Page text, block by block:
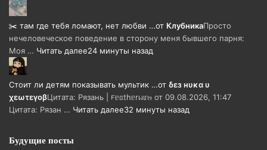
✂️ там где тебя ломают, нет любви …от КлубникаПросто
нечеловеческое поведение в сторону меня бывшего парня:
Моя … Читать далее24 минуты назад
Стоит ли детям показывать мультик …от δεз нυκα υ
χεωτεγοβЦитата: Рязань | 𐔥ᥱᥲthᥱrᥕιᥒⳋ от 09.08.2026, 11:47
Цитата: Рязан … Читать далее32 минуты назад
Будущие посты